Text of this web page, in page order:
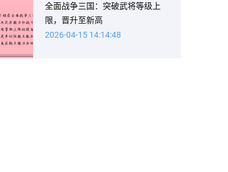
全面战争三国：突破武将等级上
限，晋升至新高
2026-04-15 14:14:48